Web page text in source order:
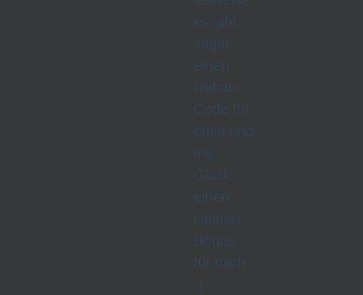
es gibt
sogar
einen
Rabatt
Code für
euch und
mit
Glück
einen
kleinen
Bonus
für mich.
:)